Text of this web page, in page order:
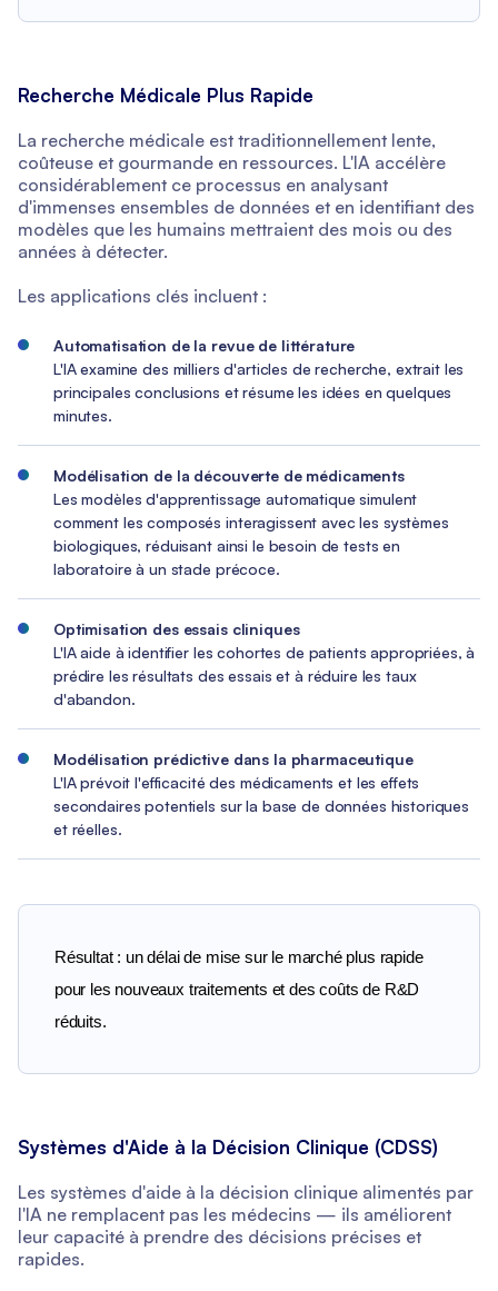
Recherche Médicale Plus Rapide
La recherche médicale est traditionnellement lente,
coûteuse et gourmande en ressources. L'IA accélère
considérablement ce processus en analysant
d'immenses ensembles de données et en identifiant des
modèles que les humains mettraient des mois ou des
années à détecter.
Les applications clés incluent :
Automatisation de la revue de littérature
L'IA examine des milliers d'articles de recherche, extrait les
principales conclusions et résume les idées en quelques
minutes.
Modélisation de la découverte de médicaments
Les modèles d'apprentissage automatique simulent
comment les composés interagissent avec les systèmes
biologiques, réduisant ainsi le besoin de tests en
laboratoire à un stade précoce.
Optimisation des essais cliniques
L'IA aide à identifier les cohortes de patients appropriées, à
prédire les résultats des essais et à réduire les taux
d'abandon.
Modélisation prédictive dans la pharmaceutique
L'IA prévoit l'efficacité des médicaments et les effets
secondaires potentiels sur la base de données historiques
et réelles.
Résultat : un délai de mise sur le marché plus rapide
pour les nouveaux traitements et des coûts de R&D
réduits.
Systèmes d'Aide à la Décision Clinique (CDSS)
Les systèmes d'aide à la décision clinique alimentés par
l'IA ne remplacent pas les médecins — ils améliorent
leur capacité à prendre des décisions précises et
rapides.